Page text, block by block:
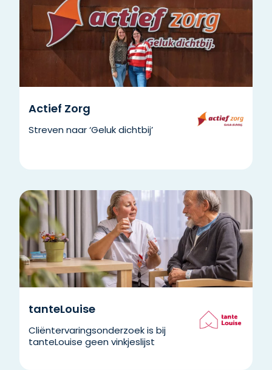
Actief Zorg
Streven naar ‘Geluk dichtbij’
tanteLouise
Cliëntervaringsonderzoek is bij
tanteLouise geen vinkjeslijst